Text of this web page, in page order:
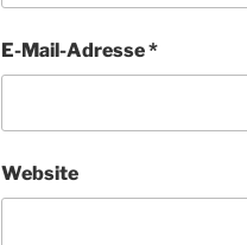
E-Mail-Adresse*
Website